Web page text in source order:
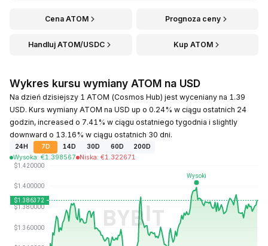
Cena ATOM Prognoza ceny
Handluj ATOM/USDC Kup ATOM
Wykres kursu wymiany ATOM na USD
Na dzień dzisiejszy 1 ATOM (Cosmos Hub) jest wyceniany na 1.39
USD. Kurs wymiany ATOM na USD up o 0.24% w ciągu ostatnich 24
godzin, increased o 7.41% w ciągu ostatniego tygodnia i slightly
downward o 13.16% w ciągu ostatnich 30 dni.
24H 7D 14D 30D 60D
200D
Wysoka: €1.398567 Niska: €1.322671